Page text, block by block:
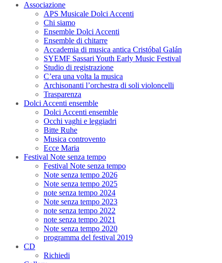
Associazione
APS Musicale Dolci Accenti
Chi siamo
Ensemble Dolci Accenti
Ensemble di chitarre
Accademia di musica antica Cristóbal Galán
SYEMF Sassari Youth Early Music Festival
Studio di registrazione
C’era una volta la musica
Archisonanti l’orchestra di soli violoncelli
Trasparenza
Dolci Accenti ensemble
Dolci Accenti ensemble
Occhi vaghi e leggiadri
Bitte Ruhe
Musica controvento
Ecce Maria
Festival Note senza tempo
Festival Note senza tempo
Note senza tempo 2026
Note senza tempo 2025
note senza tempo 2024
Note senza tempo 2023
note senza tempo 2022
note senza tempo 2021
Note senza tempo 2020
programma del festival 2019
CD
Richiedi